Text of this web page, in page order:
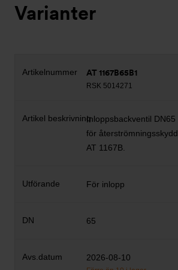
Varianter
AT 1167B65B1
RSK 5014271
Inloppsbackventil DN65
för återströmningsskydd
AT 1167B.
För inlopp
65
2026-08-10